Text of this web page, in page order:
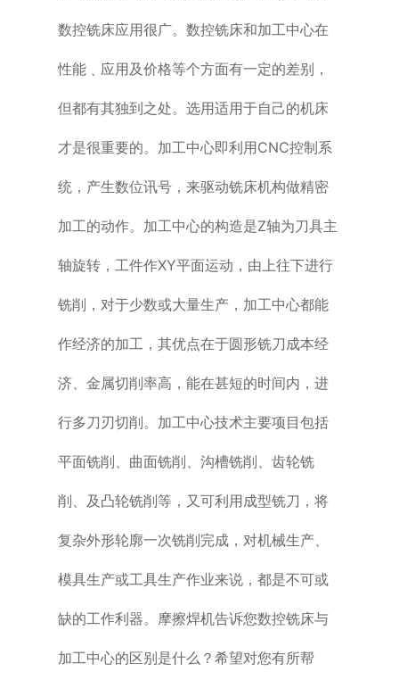
数控铣床应用很广。数控铣床和加工中心在
性能﹑应用及价格等个方面有一定的差别，
但都有其独到之处。选用适用于自己的机床
才是很重要的。加工中心即利用CNC控制系
统，产生数位讯号，来驱动铣床机构做精密
加工的动作。加工中心的构造是Z轴为刀具主
轴旋转，工件作XY平面运动，由上往下进行
铣削，对于少数或大量生产，加工中心都能
作经济的加工，其优点在于圆形铣刀成本经
济、金属切削率高，能在甚短的时间内，进
行多刀刃切削。加工中心技术主要项目包括
平面铣削、曲面铣削、沟槽铣削、齿轮铣
削、及凸轮铣削等，又可利用成型铣刀，将
复杂外形轮廓一次铣削完成，对机械生产、
模具生产或工具生产作业来说，都是不可或
缺的工作利器。摩擦焊机告诉您数控铣床与
加工中心的区别是什么？希望对您有所帮